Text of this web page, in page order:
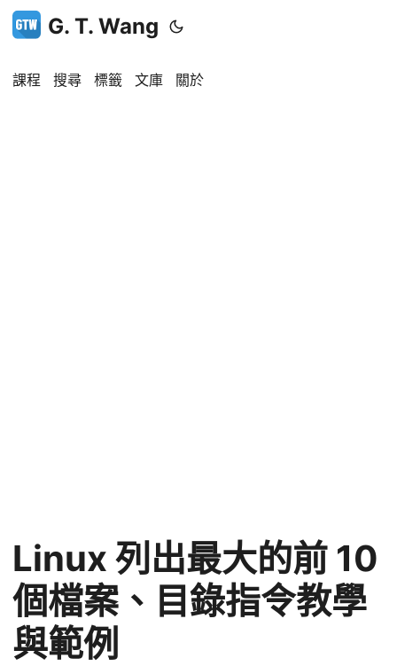
G. T. Wang
課程 搜尋 標籤 文庫 關於
Linux 列出最大的前 10
個檔案、目錄指令教學
與範例